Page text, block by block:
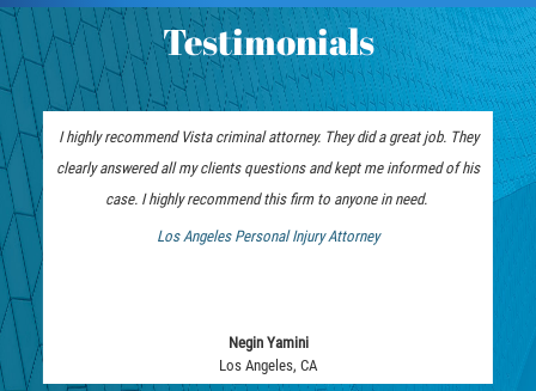
Rape
Sexual Battery
Statutory Rape
Lewd Acts on a Child
Auto Burglary
Testimonials
Attorney
I highly recommend Vista criminal attorney. They did a great job. They
clearly answered all my clients questions and kept me informed of his
case. I highly recommend this firm to anyone in need.
Los Angeles Personal Injury Attorney
Negin Yamini
Los Angeles, CA